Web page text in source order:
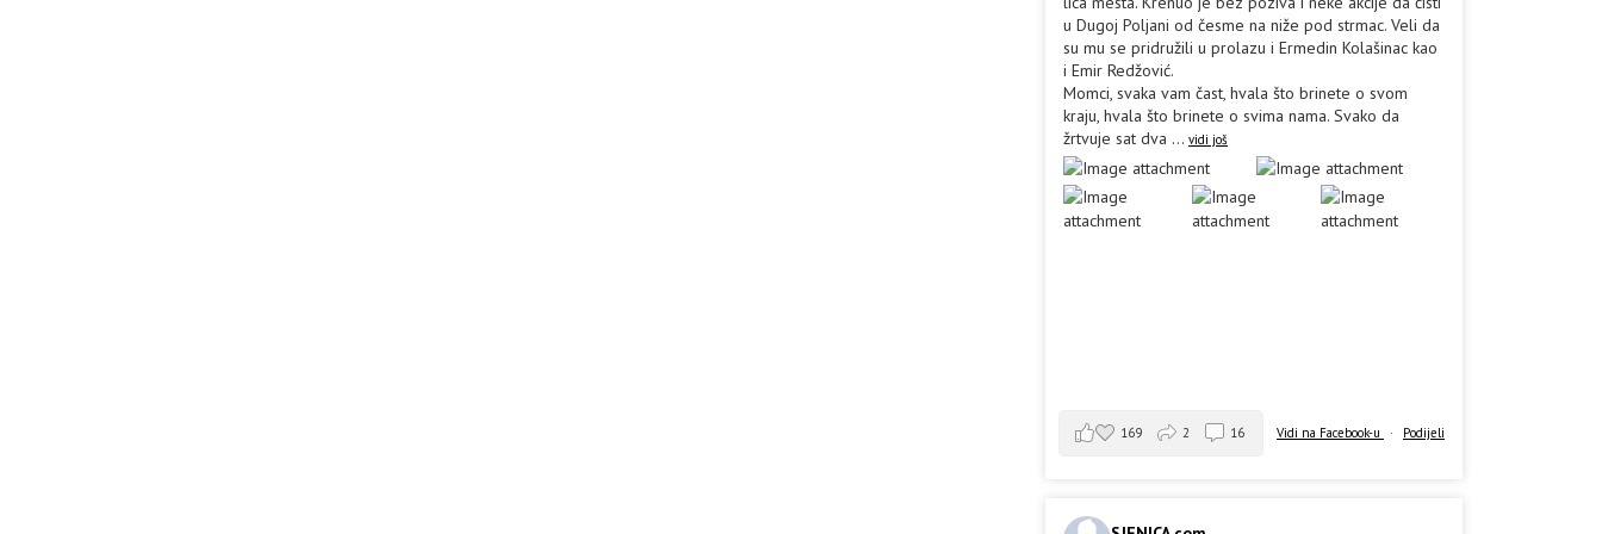
u Dugoj Poljani od česme na niže pod strmac. Veli da
su mu se pridružili u prolazu i Ermedin Kolašinac kao
i Emir Redžović.
Momci, svaka vam čast, hvala što brinete o svom
kraju, hvala što brinete o svima nama. Svako da
žrtvuje sat dva ... vidi još
Vidi na Facebook-u · Podijeli
169 2 16